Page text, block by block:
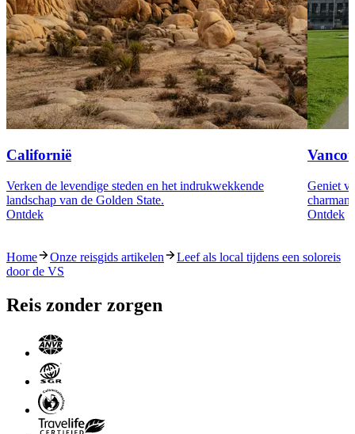
Californië
Verken de levendige steden en het indrukwekkende
landschap van de Golden State.
Ontdek
Geniet
Ontdek
Home Onze reisgids artikelen
Leef als local tijdens een soloreis
door de VS
Reis zonder zorgen